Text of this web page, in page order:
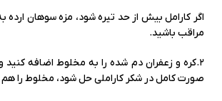
اگر کارامل بیش از حد تیره شود، مزه سوهان
مراقب باشید.
۲.کره و زعفران دم شده را به مخلوط اضافه کنید
صورت کامل در شکر کاراملی حل شود، مخلوط را هم